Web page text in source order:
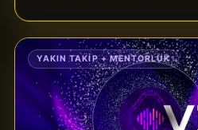
YAKIN TAKIP + MENTORLUK